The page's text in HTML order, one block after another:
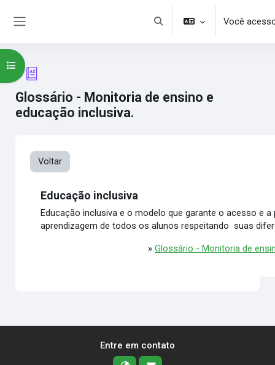
Alternar entrada de pesquisa
Você
Glossário - Monitoria de ensino e
educação inclusiva.
Abrir índice do curso
Voltar
Educação inclusiva
Educação inclusiva e o modelo que garante o acesso e a
aprendizagem de todos os alunos respeitando suas
» Glossário - Monitoria de
Entre em contato